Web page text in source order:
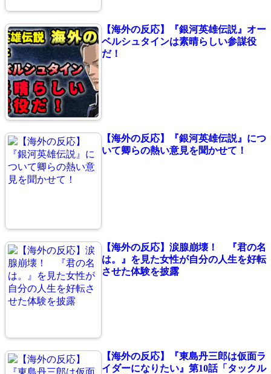
【海外の反応】『銀河英雄伝説』オー
ベルシュタインは素晴らしい参謀役
だ！
【海外の反応】『銀河英雄伝説』につ
いて卿らの熱い意見を聞かせて！
【海外の反応】涙腺崩壊！ 『君の名
は。』を見た女性が自分の人生を好転
させた体験を披露
【海外の反応】『東島丹三郎は仮面ラ
イダーになりたい』第10話「タックル